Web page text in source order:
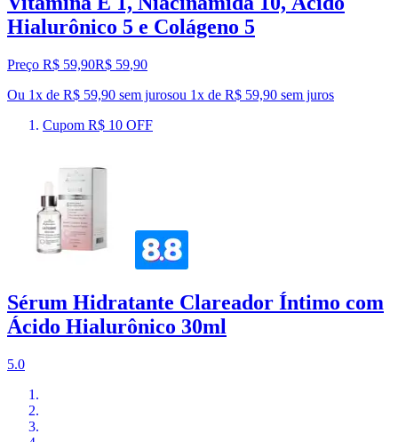
Hialurônico 5 e Colágeno 5
Preço R$ 59,90R$ 59,90
Ou 1x de R$ 59,90 sem jurosou 1x de R$ 59,90 sem juros
Cupom R$ 10 OFF
Sérum Hidratante Clareador Íntimo com
Ácido Hialurônico 30ml
5.0